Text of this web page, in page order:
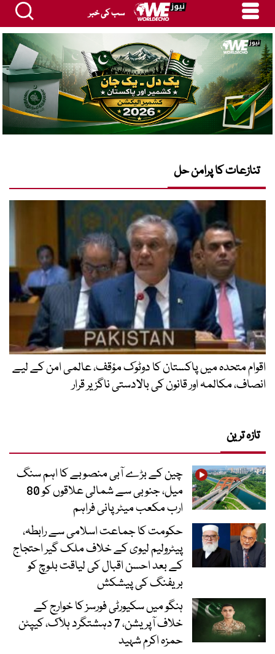
سب کی خبر
تنازعات کا پرامن حل
اقوام متحدہ میں پاکستان کا دوٹوک مؤقف، عالمی امن کے لیے
انصاف، مکالمہ اور قانون کی بالادستی ناگزیر قرار
تازہ ترین
چین کے بڑے آبی منصوبے کا اہم سنگ
میل، جنوبی سے شمالی علاقوں کو 80
ارب مکعب میٹر پانی فراہم
حکومت کا جماعت اسلامی سے رابطہ،
پیٹرولیم لیوی کے خلاف ملک گیر احتجاج
کے بعد احسن اقبال کی لیاقت بلوچ کو
بریفنگ کی پیشکش
ہنگو میں سکیورٹی فورسز کا خوارج کے
خلاف آپریشن، 7 دہشتگرد ہلاک، کیپٹن
حمزہ اکرم شہید